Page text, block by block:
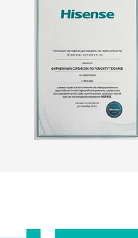
Заказать
Заказать